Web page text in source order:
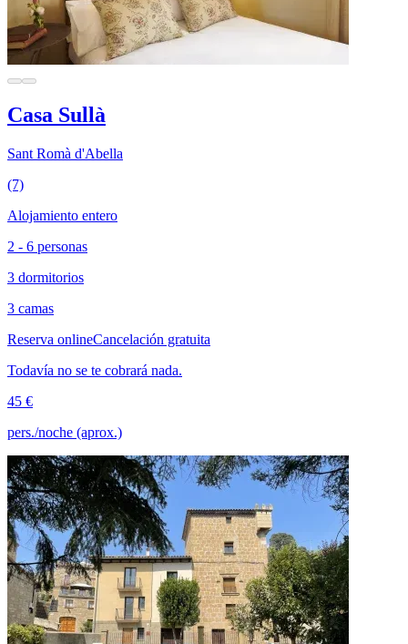
Casa Sullà
Sant Romà d'Abella
(7)
Alojamiento entero
2 - 6 personas
3 dormitorios
3 camas
Reserva onlineCancelación gratuita
Todavía no se te cobrará nada.
45 €
pers./noche (aprox.)